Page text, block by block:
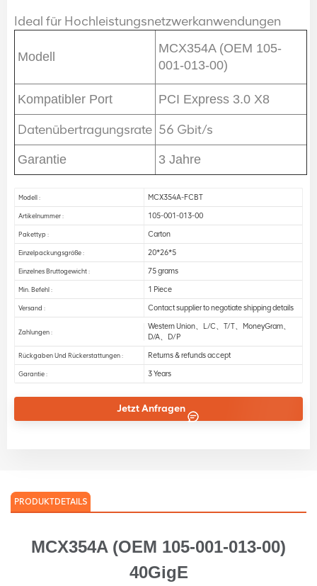
Ideal für Hochleistungsnetzwerkanwendungen
Modell
MCX354A (OEM 105-
001-013-00)
Kompatibler Port PCI Express 3.0 X8
Datenübertragungsrate 56 Gbit/s
Garantie 3 Jahre
Modell : MCX354A-FCBT
Artikelnummer : 105-001-013-00
Pakettyp : Carton
Einzelpackungsgröße : 20*26*5
Einzelnes Bruttogewicht : 75 grams
Min. Befehl : 1 Piece
Versand : Contact supplier to negotiate shipping details
Zahlungen :
Western Union、L/C、T/T、MoneyGram、
D/A、D/P
Rückgaben Und Rückerstattungen : Returns & refunds accept
Garantie : 3 Years
Jetzt Anfragen
PRODUKTDETAILS
MCX354A (OEM 105-001-013-00)
40GigE